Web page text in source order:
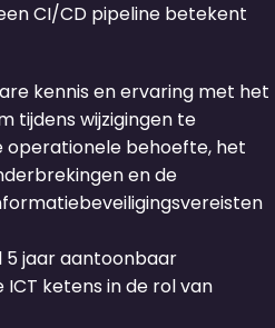
CI/CD pipeline betekent
kennis en ervaring met het
tijdens wijzigingen te
operationele behoefte, het
en de
5 jaar aantoonbaar
ketens in de rol van